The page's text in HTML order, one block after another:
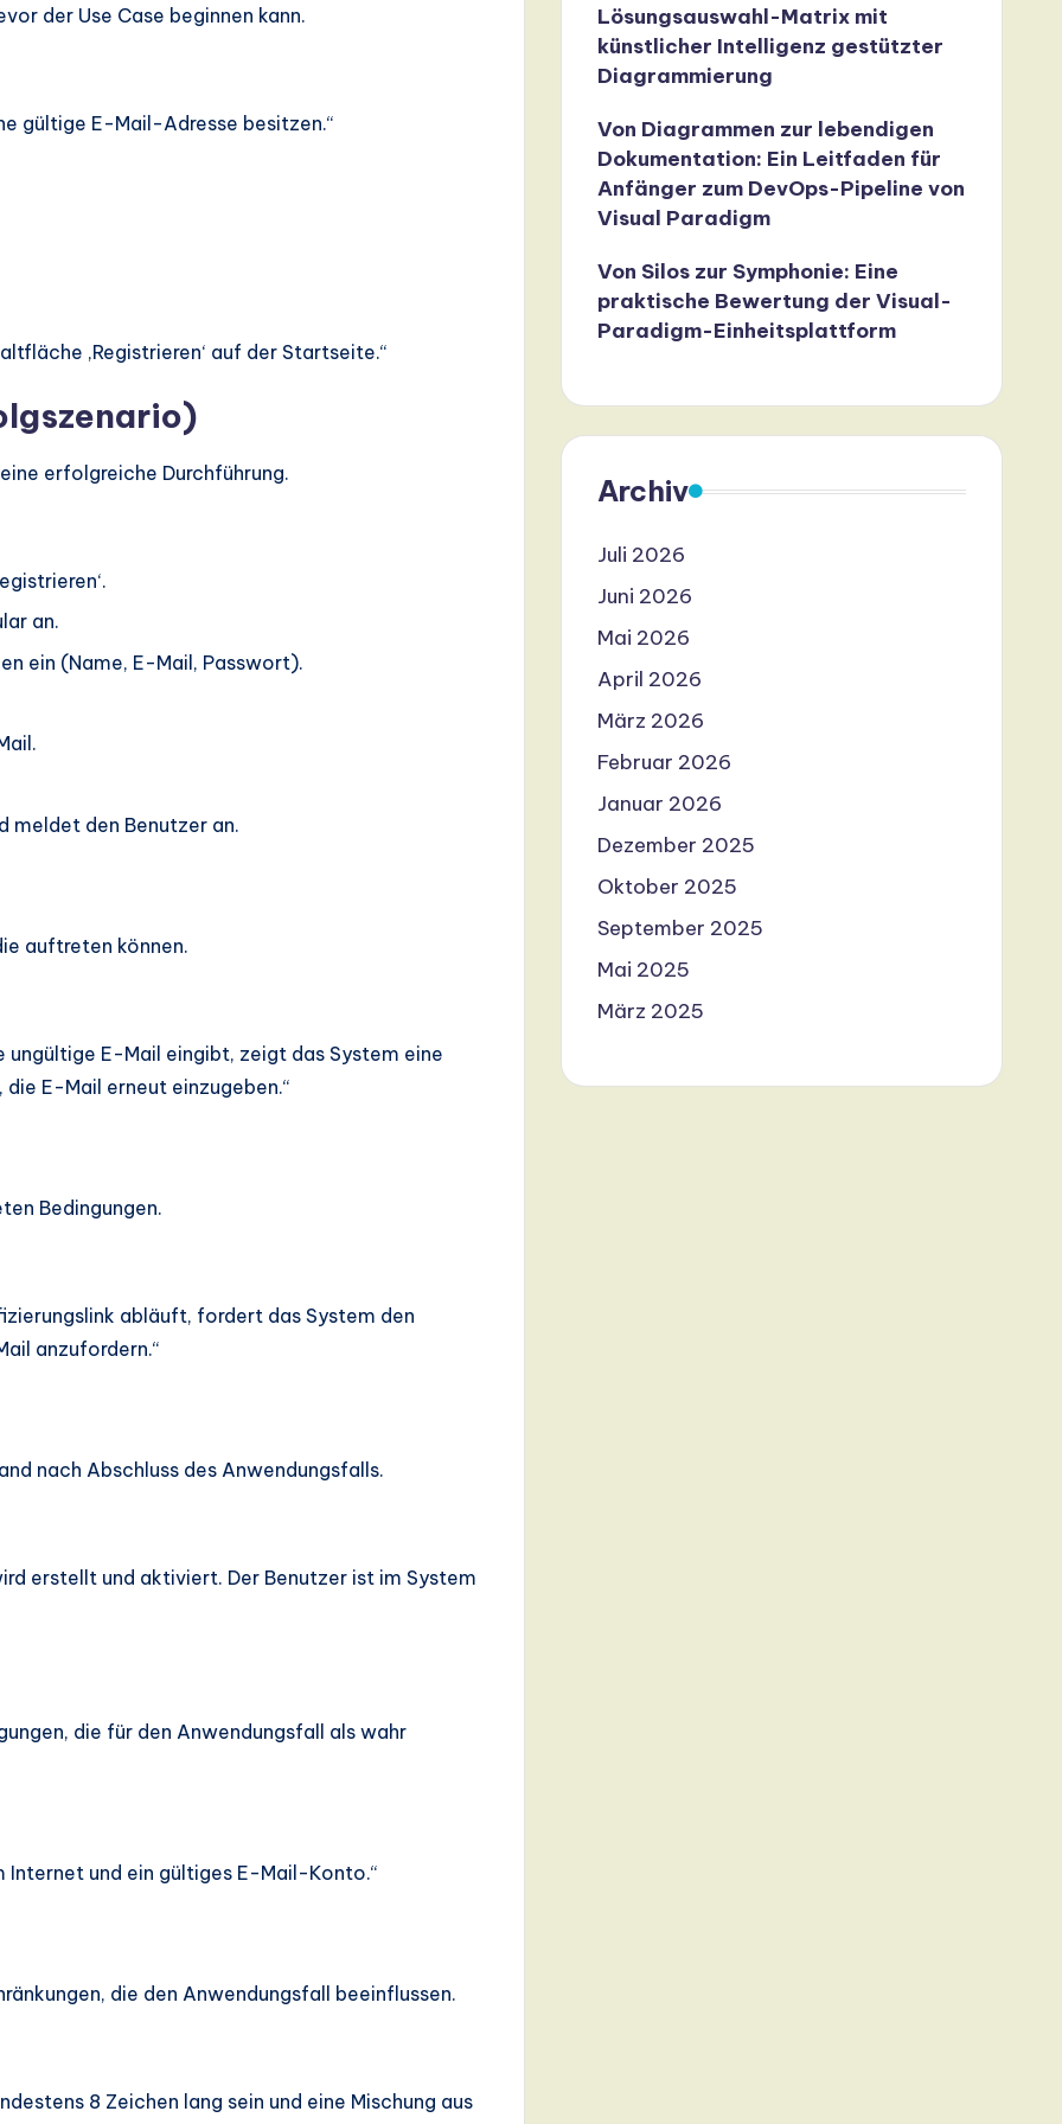
der Use Case beginnen kann.
gültige E-Mail-Adresse besitzen.“
‚Registrieren‘ auf der Startseite.“
erfolgreiche Durchführung.
an.
ein (Name, E-Mail, Passwort).
meldet den Benutzer an.
auftreten können.
ungültige E-Mail eingibt, zeigt das System eine
E-Mail erneut einzugeben.“
Bedingungen.
abläuft, fordert das System den
anzufordern.“
nach Abschluss des Anwendungsfalls.
erstellt und aktiviert. Der Benutzer ist im System
die für den Anwendungsfall als wahr
Internet und ein gültiges E-Mail-Konto.“
die den Anwendungsfall beeinflussen.
8 Zeichen lang sein und eine Mischung aus
Lösungsauswahl-Matrix mit
künstlicher Intelligenz gestützter
Diagrammierung
Von Diagrammen zur lebendigen
Dokumentation: Ein Leitfaden für
Anfänger zum DevOps-Pipeline von
Visual Paradigm
Von Silos zur Symphonie: Eine
praktische Bewertung der Visual-
Paradigm-Einheitsplattform
Archiv
Juli 2026
Juni 2026
Mai 2026
April 2026
März 2026
Februar 2026
Januar 2026
Dezember 2025
Oktober 2025
September 2025
Mai 2025
März 2025